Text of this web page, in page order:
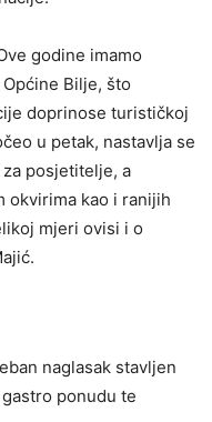
godine imamo
Bilje, što
doprinose turističkoj
u petak, nastavlja se
posjetitelje, a
okvirima kao i ranijih
mjeri ovisi i o
naglasak stavljen
ponudu te